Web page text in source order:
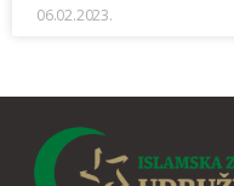
06.02.2023.